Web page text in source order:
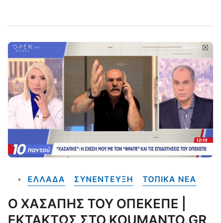
ΕΛΛΑΔΑ ΣΥΝΕΝΤΕΥΞΗ ΤΟΠΙΚΑ NEA
Ο ΧΑΣΑΠΗΣ ΤΟΥ ΟΠΕΚΕΠΕ |
ΕΚΤΑΚΤΩΣ ΣΤΟ KOUMANTO.GR